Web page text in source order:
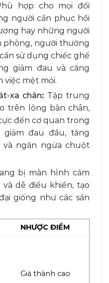
hợp cho mọi đối
người cần phục hồi
hay những người
phòng, người thường
sử dụng chiếc ghế
giảm đau và căng
việc mệt mỏi.
xa chân: Tập trung
trên lòng bàn chân,
đến cơ quan trong
đau đầu, tăng
ngăn ngừa chuột
bị màn hình cảm
dễ điều khiển, tạo
giống như các sản
NHƯỢC ĐIỂM
Giá thành cao